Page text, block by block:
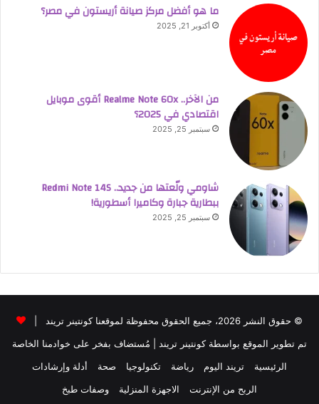
ما هو أفضل مركز صيانة أريستون في مصر؟
أكتوبر 21, 2025
من الآخر.. Realme Note 60x أقوى موبايل
اقتصادي في 2025؟
سبتمبر 25, 2025
شاومي ولّعتها من جديد.. Redmi Note 14S
ببطارية جبارة وكاميرا أسطورية!
سبتمبر 25, 2025
© حقوق النشر 2026، جميع الحقوق محفوظة لموقعنا كونتينر تريند |
تم تطوير الموقع بواسطةكونتينر تريند
| مُستضاف بفخر على خوادمنا الخاصة
الرئيسية
تريند اليوم رياضة تكنولوجيا صحة
أدلة وإرشادات
الربح من الإنترنت
الاجهزة المنزلية وصفات طبخ